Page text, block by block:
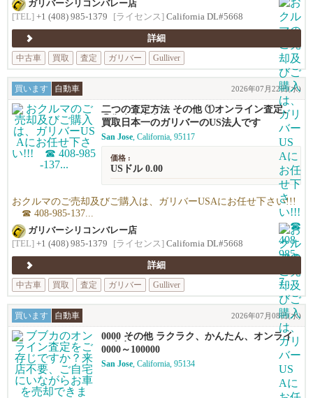
ガリバーシリコンバレー店
[TEL] +1 (408) 985-1379 [ライセンス] California DL#5668
詳細
中古車
買取 査定 ガリバー Gulliver
買います 自動車 2026年07月22日(水)
二つの査定方法 その他 ①オンライン査定、
②御来店査定
買取日本一のガリバーのUS法人です
San Jose, California, 95117
価格 :
USドル 0.00
おクルマのご売却及びご購入は、ガリバーUSAにお任せ下さい!!!
☎ 408-985-137...
ガリバーシリコンバレー店
[TEL] +1 (408) 985-1379 [ライセンス] California DL#5668
詳細
中古車
買取 査定 ガリバー Gulliver
買います 自動車 2026年07月08日(水)
0000 その他 ラクラク、かんたん、オンライ
ン査定！
0000～100000
San Jose, California, 95134